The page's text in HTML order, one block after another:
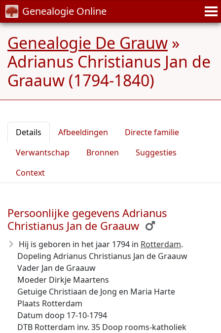
Genealogie Online
Genealogie De Grauw »
Adrianus Christianus Jan de
Graauw (1794-1840)
Details Afbeeldingen
Directe familie
Verwantschap
Bronnen
Suggesties
Context
Persoonlijke gegevens Adrianus
Christianus Jan de Graauw
Hij is geboren in het jaar 1794 in Rotterdam.
Dopeling Adrianus Christianus Jan de Graauw
Vader Jan de Graauw
Moeder Dirkje Maartens
Getuige Christiaan de Jong en Maria Harte
Plaats Rotterdam
Datum doop 17-10-1794
DTB Rotterdam inv. 35 Doop rooms-katholiek